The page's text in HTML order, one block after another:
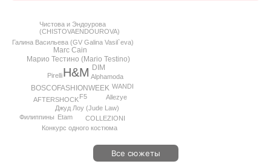
H&M
Марио Тестино (Mario Testino)
BOSCOFASHIONWEEK
Marc Cain
DIM
Pirelli
F5
Галина Васильева (GV Galina Vasil`eva)
AFTERSHOCK
Alphamoda
Джуд Лоу (Jude Law)
Чистова и Эндоурова
(CHISTOVAENDOUROVA)
Etam
Allezye
COLLEZIONI
WANDI
Конкурс одного костюма
Филиппины
Все сюжеты